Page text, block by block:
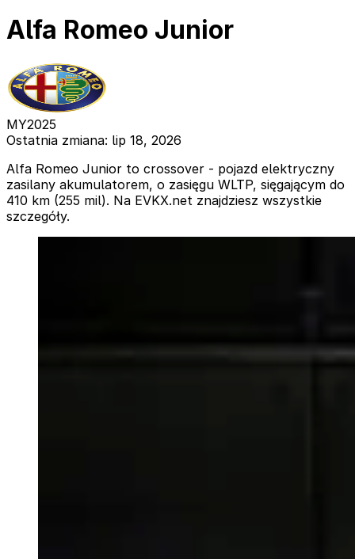
Alfa Romeo Junior
MY2025
Ostatnia zmiana: lip 18, 2026
Alfa Romeo Junior to crossover - pojazd elektryczny
zasilany akumulatorem, o zasięgu WLTP, sięgającym do
410 km (255 mil). Na EVKX.net znajdziesz wszystkie
szczegóły.